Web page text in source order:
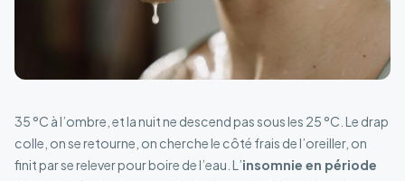
35 °C à l’ombre, et la nuit ne descend pas sous les 25 °C. Le drap
colle, on se retourne, on cherche le côté frais de l’oreiller, on
finit par se relever pour boire de l’eau. L’insomnie en période